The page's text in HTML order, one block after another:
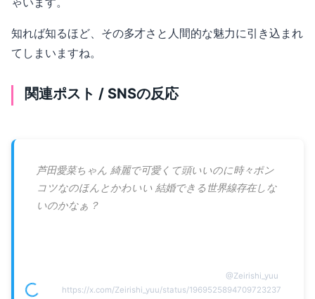
知れば知るほど、その多才さと人間的な魅力に引き込まれ
てしまいますね。
関連ポスト / SNSの反応
芦田愛菜ちゃん 綺麗で可愛くて頭いいのに時々ポン
コツなのほんとかわいい 結婚できる世界線存在しな
いのかなぁ？
@Zeirishi_yuu
https://x.com/Zeirishi_yuu/status/1969525894709723237